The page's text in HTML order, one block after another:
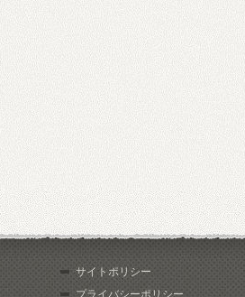
サイトポリシー
プライバシーポリシー